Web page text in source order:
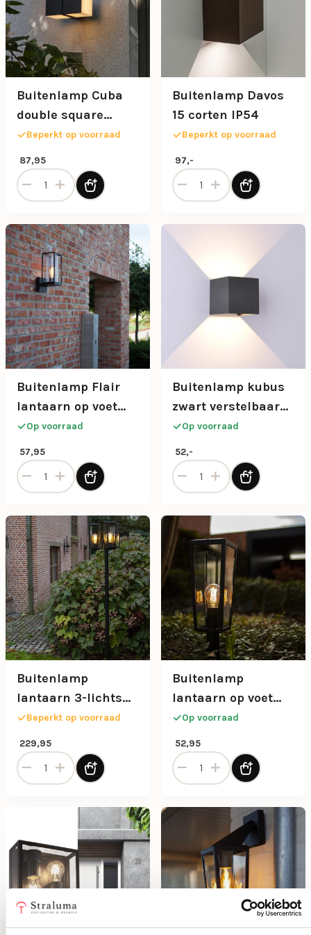
Buitenlamp Cuba
double square
zwart IP54
Beperkt op voorraad
87,95
Buitenlamp Cuba double square zwart IP54 aantal
Buitenlamp Davos
15 corten IP54
Beperkt op voorraad
97,-
Buitenlamp Davos 15
Buitenlamp Flair
lantaarn op voet
zwart IP44
Op voorraad
57,95
Buitenlamp Flair lantaarn op voet zwart IP44 aantal
Buitenlamp kubus
zwart verstelbaar
IP54
Op voorraad
52,-
Buitenlamp kubus zwart
Buitenlamp
lantaarn 3-lichts
mat zwart met
helder glas
Beperkt op voorraad
229,95
Buitenlamp lantaarn 3-lichts mat zwart met helder glas
Buitenlamp
lantaarn op voet
zwart met helder
glas
Op voorraad
52,95
Buitenlamp lantaarn op